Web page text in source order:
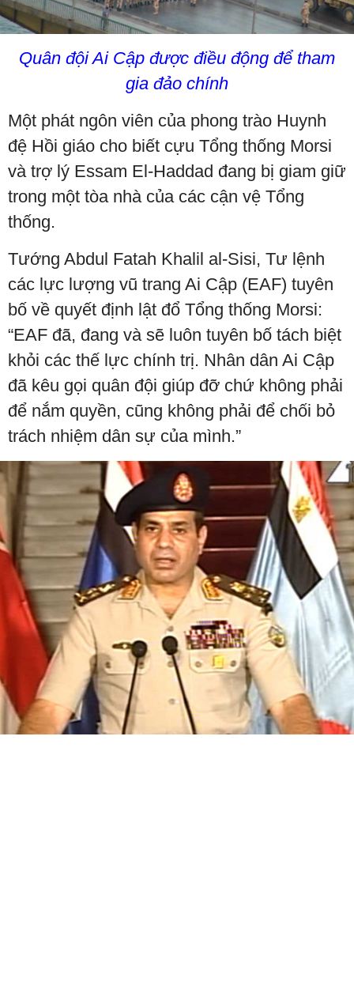
Quân đội Ai Cập được điều động để tham
gia đảo chính
Một phát ngôn viên của phong trào Huynh
đệ Hồi giáo cho biết cựu Tổng thống Morsi
và trợ lý Essam El-Haddad đang bị giam giữ
trong một tòa nhà của các cận vệ Tổng
thống.
Tướng Abdul Fatah Khalil al-Sisi, Tư lệnh
các lực lượng vũ trang Ai Cập (EAF) tuyên
bố về quyết định lật đổ Tổng thống Morsi:
“EAF đã, đang và sẽ luôn tuyên bố tách biệt
khỏi các thế lực chính trị. Nhân dân Ai Cập
đã kêu gọi quân đội giúp đỡ chứ không phải
để nắm quyền, cũng không phải để chối bỏ
trách nhiệm dân sự của mình.”